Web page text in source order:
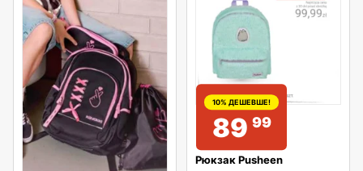
10% ДЕШЕВШЕ!
89 99
Рюкзак Pusheen